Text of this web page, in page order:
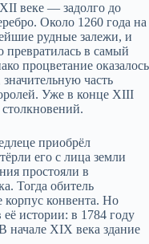
веке — задолго до
Около 1260 года на
рудные залежи, и
превратилась в самый
процветание оказалось
часть
Уже в конце XIII
приобрёл
его с лица земли
простояли в
Тогда обитель
корпус конвента. Но
истории: в 1784 году
начале XIX века здание